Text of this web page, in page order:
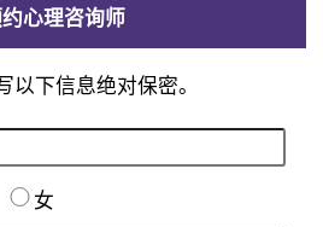
心理咨询师
下信息绝对保密。
女